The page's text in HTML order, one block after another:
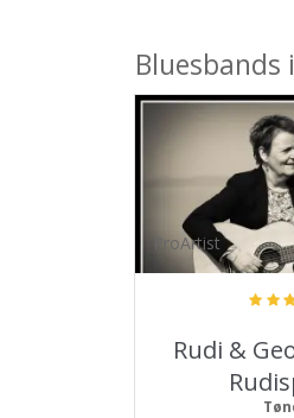
ProArtist
Rudi &